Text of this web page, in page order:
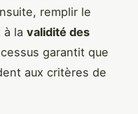
remplir le
la validité des
garantit que
aux critères de